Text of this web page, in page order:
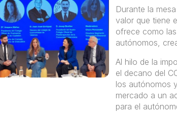
Durante la
valor que tiene
ofrece como
autónomos,
Al hilo de la
el decano del
los autónomos
mercado a un
para el